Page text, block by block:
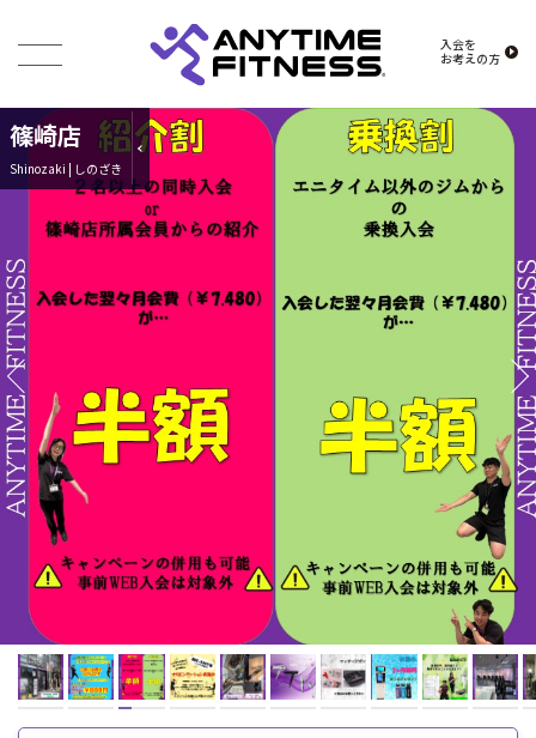
入会を
お考えの方
篠崎店
Shinozaki | しのざき